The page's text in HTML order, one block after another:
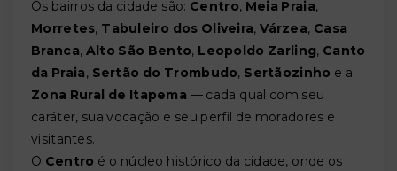
Os bairros da cidade são: Centro, Meia Praia,
Morretes, Tabuleiro dos Oliveira,Várzea, Casa
Branca, Alto São Bento, Leopoldo Zarling, Canto
da Praia, Sertão do Trombudo, Sertãozinho e a
Zona Rural de Itapema — cada qual com seu
caráter, sua vocação e seu perfil de moradores e
visitantes.
O Centro é o núcleo histórico da cidade, onde os